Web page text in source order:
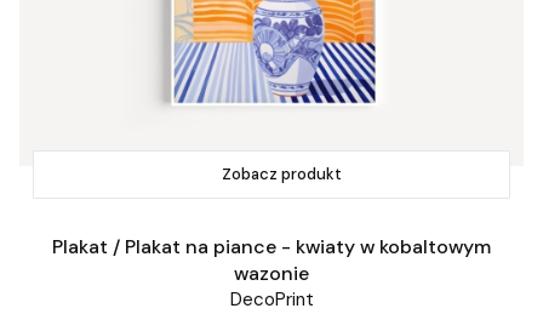
Zobacz produkt
Plakat / Plakat na piance - kwiaty w kobaltowym
wazonie
DecoPrint